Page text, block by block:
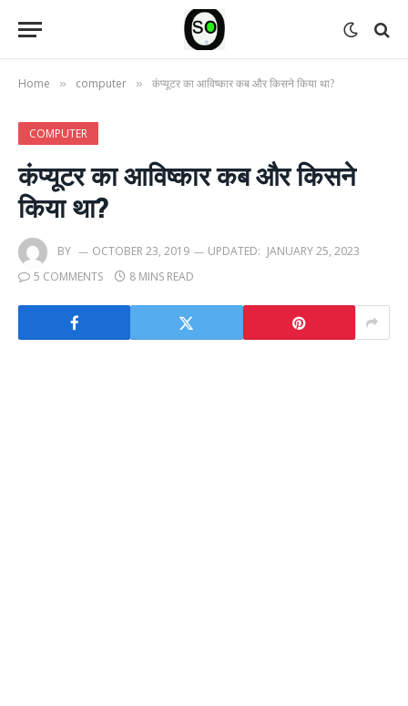
Home » computer » कंप्यूटर का आविष्कार कब और किसने किया था?
COMPUTER
कंप्यूटर का आविष्कार कब और किसने
किया था?
BY OCTOBER 23, 2019 UPDATED: JANUARY 25, 2023
5 COMMENTS
8 MINS READ